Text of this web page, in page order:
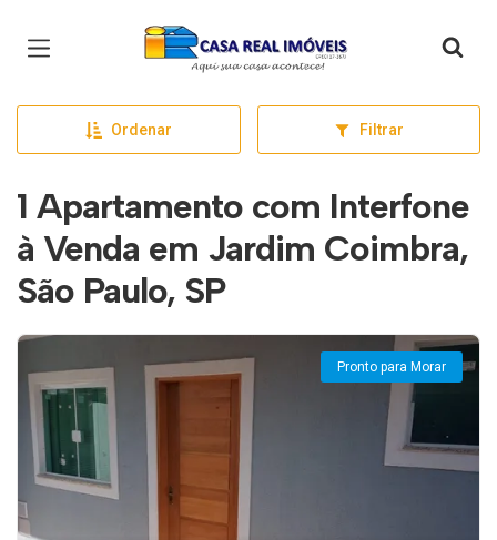
Página inicial
Ordenar Filtrar
1 Apartamento com Interfone
à Venda em Jardim Coimbra,
São Paulo, SP
Pronto para Morar